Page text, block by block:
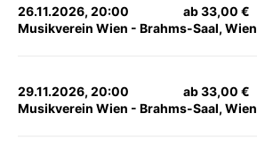
26.11.2026, 20:00
Musikverein Wien - Brahms-Saal, Wien
ab 33,00 €
29.11.2026, 20:00
Musikverein Wien - Brahms-Saal, Wien
ab 33,00 €